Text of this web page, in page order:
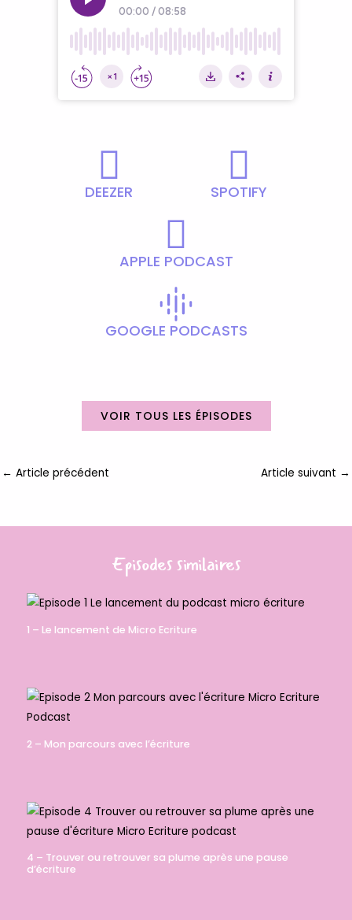
DEEZER SPOTIFY
APPLE PODCAST
GOOGLE PODCASTS
VOIR TOUS LES ÉPISODES
← Article précédent Article suivant →
Episodes similaires
1 – Le lancement de Micro Ecriture
2 – Mon parcours avec l’écriture
4 – Trouver ou retrouver sa plume après une pause
d’écriture